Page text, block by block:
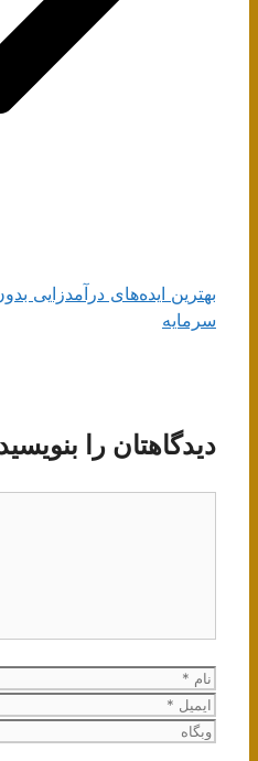
بهترین ایده‌های درآمدزایی بدون
سرمایه
دیدگاهتان را بنویسید
نام
ایمیل
وبگاه